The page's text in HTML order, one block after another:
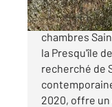
Maison
chambres
la Presqu'île
recherché de
2020, offre